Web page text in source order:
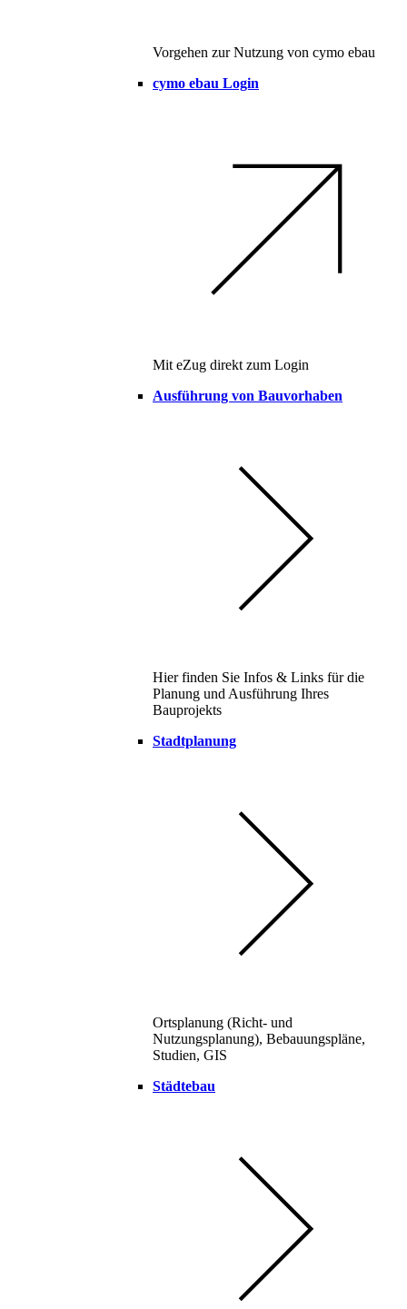
Vorgehen zur Nutzung von cymo ebau
cymo ebau Login
Mit eZug direkt zum Login
Ausführung von Bauvorhaben
Hier finden Sie Infos & Links für die
Planung und Ausführung Ihres
Bauprojekts
Stadtplanung
Ortsplanung (Richt- und
Nutzungsplanung), Bebauungspläne,
Studien, GIS
Städtebau